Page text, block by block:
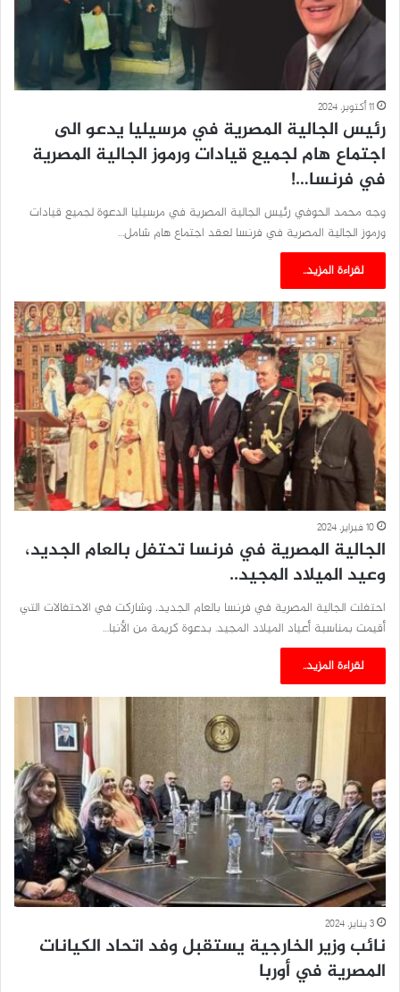
11 أكتوبر، 2024
رئيس الجالية المصرية في مرسيليا يدعو الى
اجتماع هام لجميع قيادات ورموز الجالية المصرية
في فرنسا…!
وجه محمد الحوفي رئيس الجالية المصرية في مرسيليا الدعوة لجميع قيادات
ورموز الجالية المصرية في فرنسا لعقد اجتماع هام شامل…
لقراءة المزيد..
10 فبراير، 2024
الجالية المصرية في فرنسا تحتفل بالعام الجديد،
وعيد الميلاد المجيد..
احتفلت الجالية المصرية في فرنسا بالعام الجديد، وشاركت في الاحتفالات التي
أقيمت بمناسبة أعياد الميلاد المجيد. بدعوة كريمة من الأنبا…
لقراءة المزيد..
3 يناير، 2024
نائب وزير الخارجية يستقبل وفد اتحاد الكيانات
المصرية في أوربا